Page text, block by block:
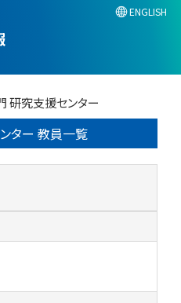
ENGLISH
研究支援センター
ター 教員一覧